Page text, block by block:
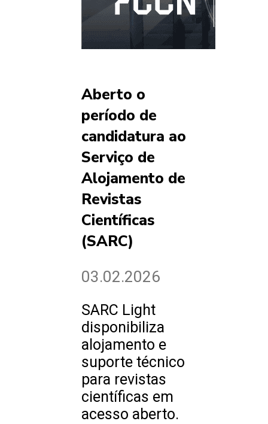
Aberto o
período de
candidatura ao
Serviço de
Alojamento de
Revistas
Científicas
(SARC)
03.02.2026
SARC Light
disponibiliza
alojamento e
suporte técnico
para revistas
científicas em
acesso aberto.